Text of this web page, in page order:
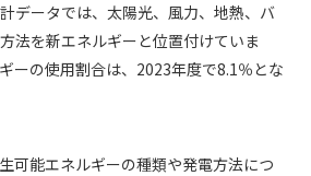
データでは、太陽光、風力、地熱、バ
法を新エネルギーと位置付けていま
ーの使用割合は、2023年度で8.1％とな
可能エネルギーの種類や発電方法につ